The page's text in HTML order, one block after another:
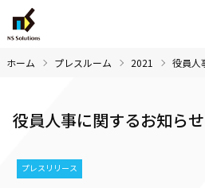
ホーム プレスルーム 2021 役員人
役員人事に関するお知らせ
プレスリリース